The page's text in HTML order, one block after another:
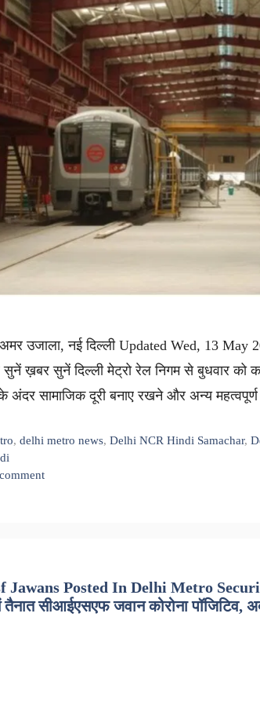
उजाला, नई दिल्ली Updated Wed, 13 May
सुनें ख़बर सुनें दिल्ली मेट्रो रेल निगम से बुधवार को
अंदर सामाजिक दूरी बनाए रखने और अन्य
,delhi metro news,Delhi NCR Hindi Samachar,
Jawans Posted In Delhi Metro
तैनात सीआईएसएफ जवान कोरोना